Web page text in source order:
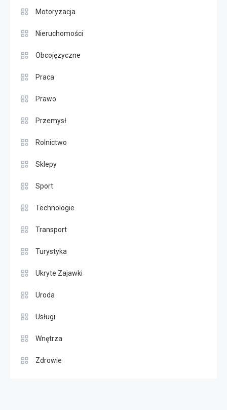
Motoryzacja
Nieruchomości
Obcojęzyczne
Praca
Prawo
Przemysł
Rolnictwo
Sklepy
Sport
Technologie
Transport
Turystyka
Ukryte Zajawki
Uroda
Usługi
Wnętrza
Zdrowie